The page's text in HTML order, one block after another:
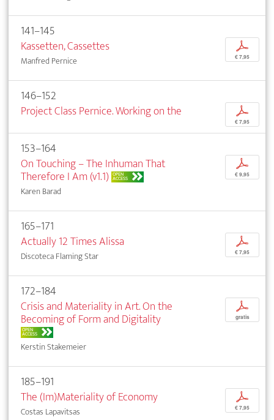
141–145
Kassetten, Cassettes
Manfred Pernice
p
€ 7,95
146–152
Project Class Pernice. Working on the
p
€ 7,95
153–164
On Touching – The Inhuman That
Therefore I Am (v1.1) OPEN
ACCESS
Karen Barad
p
€ 9,95
165–171
Actually 12 Times Alissa
Discoteca Flaming Star
p
€ 7,95
172–184
Crisis and Materiality in Art. On the
Becoming of Form and Digitality
OPEN
ACCESS
Kerstin Stakemeier
p
gratis
185–191
The (Im)Materiality of Economy
Costas Lapavitsas
p
€ 7,95